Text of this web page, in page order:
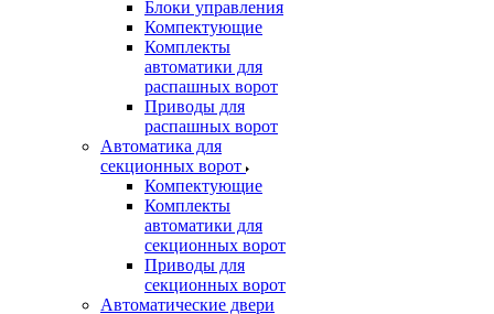
Блоки управления
Компектующие
Комплекты
автоматики для
распашных ворот
Приводы для
распашных ворот
Автоматика для
секционных ворот
Компектующие
Комплекты
автоматики для
секционных ворот
Приводы для
секционных ворот
Автоматические двери